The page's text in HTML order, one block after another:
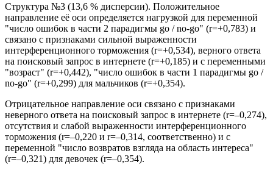
Структура №3 (13,6 % дисперсии). Положительное
направление её оси определяется нагрузкой для переменной
"число ошибок в части 2 парадигмы go / no-go" (r=+0,783) и
связано с признаками сильной выраженности
интерференционного торможения (r=+0,534), верного ответа
на поисковый запрос в интернете (r=+0,185) и с переменными
"возраст" (r=+0,442), "число ошибок в части 1 парадигмы go /
no-go" (r=+0,299) для мальчиков (r=+0,354).
Отрицательное направление оси связано с признаками
неверного ответа на поисковый запрос в интернете (r=–0,274),
отсутствия и слабой выраженности интерференционного
торможения (r=–0,220 и r=–0,314, соответственно) и с
переменной "число возвратов взгляда на область интереса"
(r=–0,321) для девочек (r=–0,354).